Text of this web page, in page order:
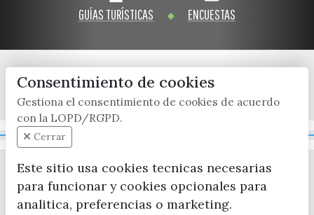
GUÍAS TURÍSTICAS ENCUESTAS
x / twitter facebook youtube instagram
Consentimiento de cookies
Gestiona el consentimiento de cookies de acuerdo
con la LOPD/RGPD.
Cerrar
Este sitio usa cookies tecnicas necesarias
para funcionar y cookies opcionales para
analitica, preferencias o marketing.